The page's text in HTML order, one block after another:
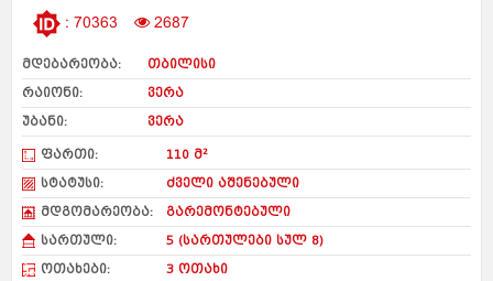
: 70363 2687
მდებარეობა:
თბილისი
რაიონი:
ვერა
უბანი:
ვერა
ფართი:
110 მ²
სტატუსი:
ძველი აშენებული
მდგომარეობა:
გარემონტებული
სართული:
5 (სართულები სულ 8)
ოთახები:
3 ოთახი